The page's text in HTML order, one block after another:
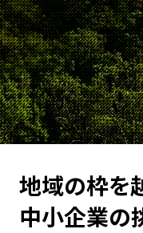
地域の枠を
中小企業の